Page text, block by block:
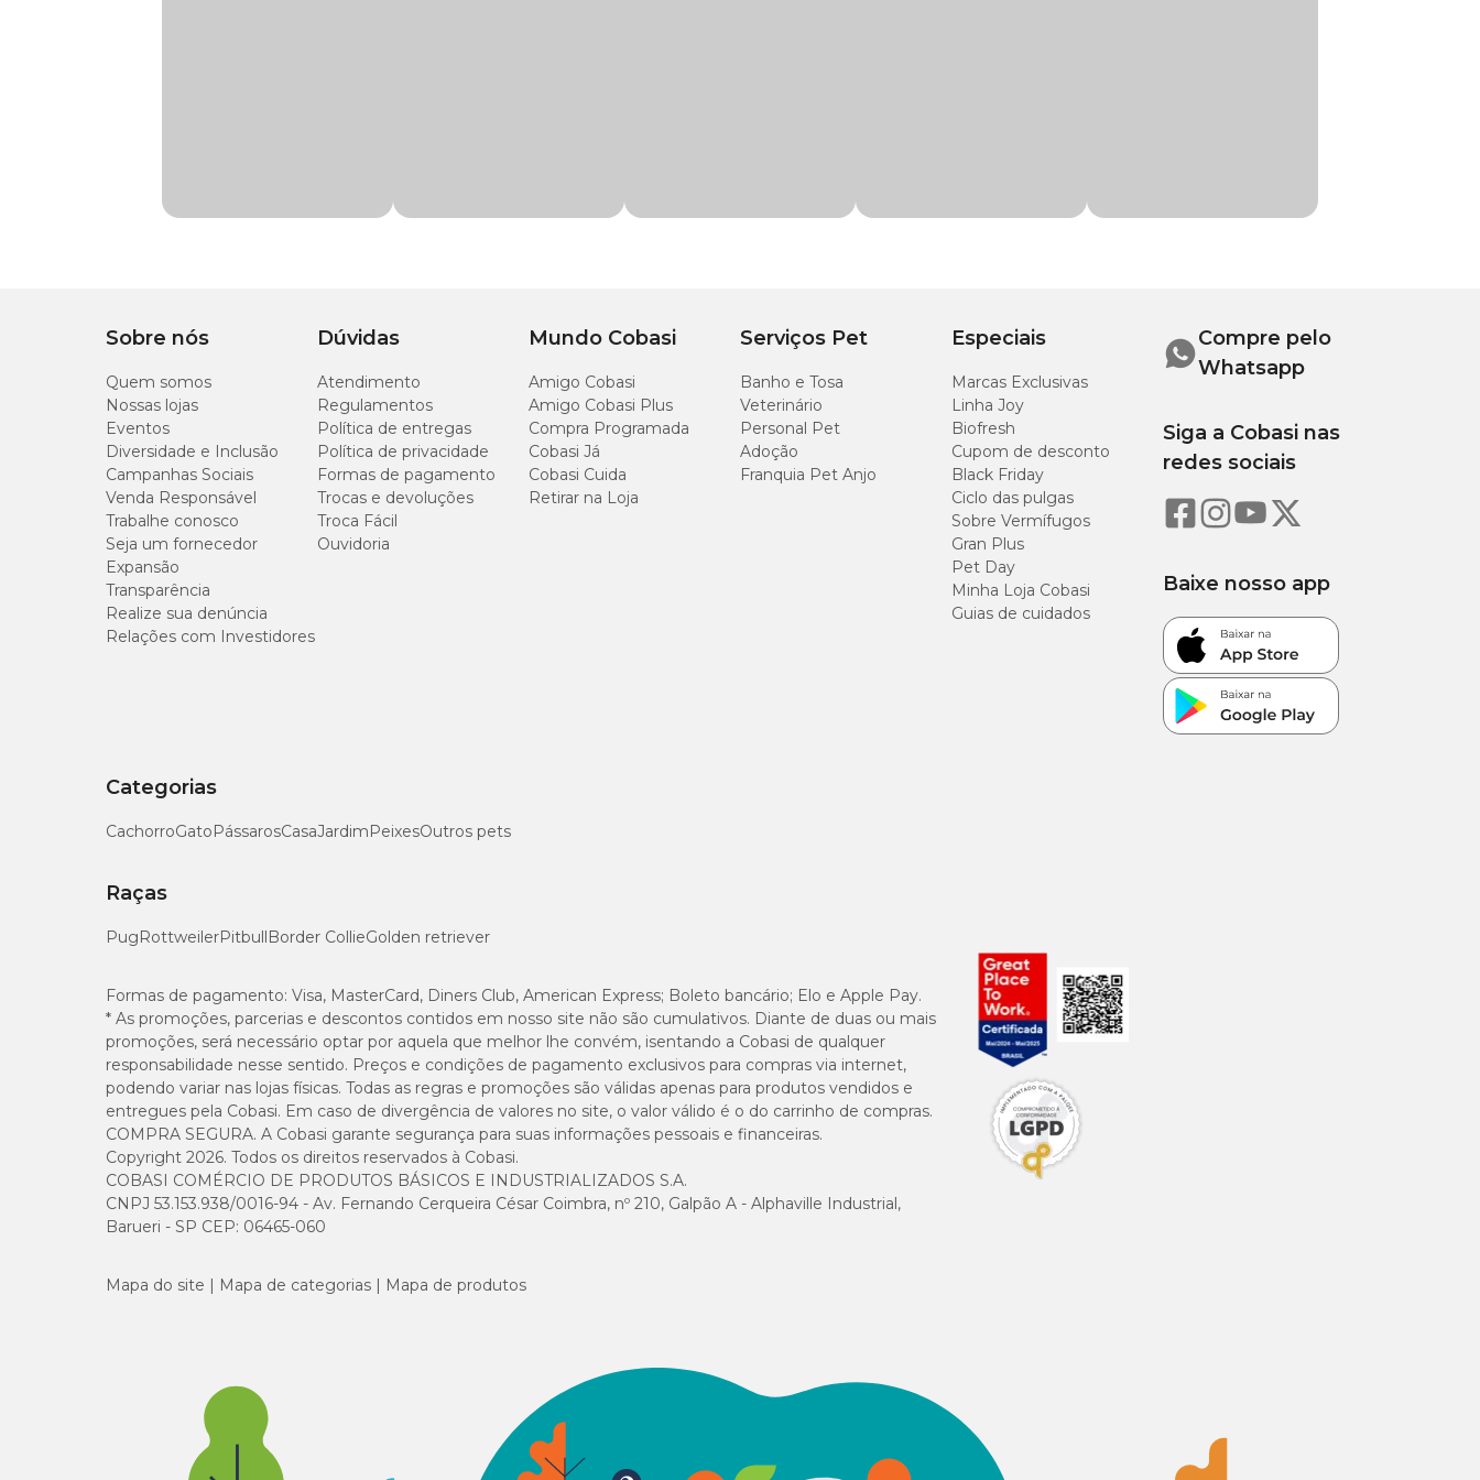
Sobre nós
Quem somos
Nossas lojas
Eventos
Diversidade e Inclusão
Campanhas Sociais
Venda Responsável
Trabalhe conosco
Seja um fornecedor
Expansão
Transparência
Realize sua denúncia
Relações com Investidores
Dúvidas
Atendimento
Regulamentos
Política de entregas
Política de privacidade
Formas de pagamento
Trocas e devoluções
Troca Fácil
Ouvidoria
Mundo Cobasi
Amigo Cobasi
Amigo Cobasi Plus
Compra Programada
Cobasi Já
Cobasi Cuida
Retirar na Loja
Serviços Pet
Banho e Tosa
Veterinário
Personal Pet
Adoção
Franquia Pet Anjo
Especiais
Marcas Exclusivas
Linha Joy
Biofresh
Cupom de desconto
Black Friday
Ciclo das pulgas
Sobre Vermífugos
Gran Plus
Pet Day
Minha Loja Cobasi
Guias de cuidados
Categorias
CachorroGatoPássarosCasaJardimPeixesOutros pets
Raças
PugRottweilerPitbullBorder CollieGolden retriever
Compre pelo
Whatsapp
Siga a Cobasi nas
redes sociais
Baixe nosso app
Formas de pagamento: Visa, MasterCard, Diners Club, American Express; Boleto bancário; Elo e Apple Pay.
* As promoções, parcerias e descontos contidos em nosso site não são cumulativos. Diante de duas ou mais
promoções, será necessário optar por aquela que melhor lhe convém, isentando a Cobasi de qualquer
responsabilidade nesse sentido. Preços e condições de pagamento exclusivos para compras via internet,
podendo variar nas lojas físicas. Todas as regras e promoções são válidas apenas para produtos vendidos e
entregues pela Cobasi. Em caso de divergência de valores no site, o valor válido é o do carrinho de compras.
COMPRA SEGURA. A Cobasi garante segurança para suas informações pessoais e financeiras.
Copyright 2026. Todos os direitos reservados à Cobasi.
COBASI COMÉRCIO DE PRODUTOS BÁSICOS E INDUSTRIALIZADOS S.A.
CNPJ 53.153.938/0016-94 - Av. Fernando Cerqueira César Coimbra, nº 210, Galpão A - Alphaville Industrial,
Barueri - SP CEP: 06465-060
Mapa do site Mapa de categorias Mapa de produtos